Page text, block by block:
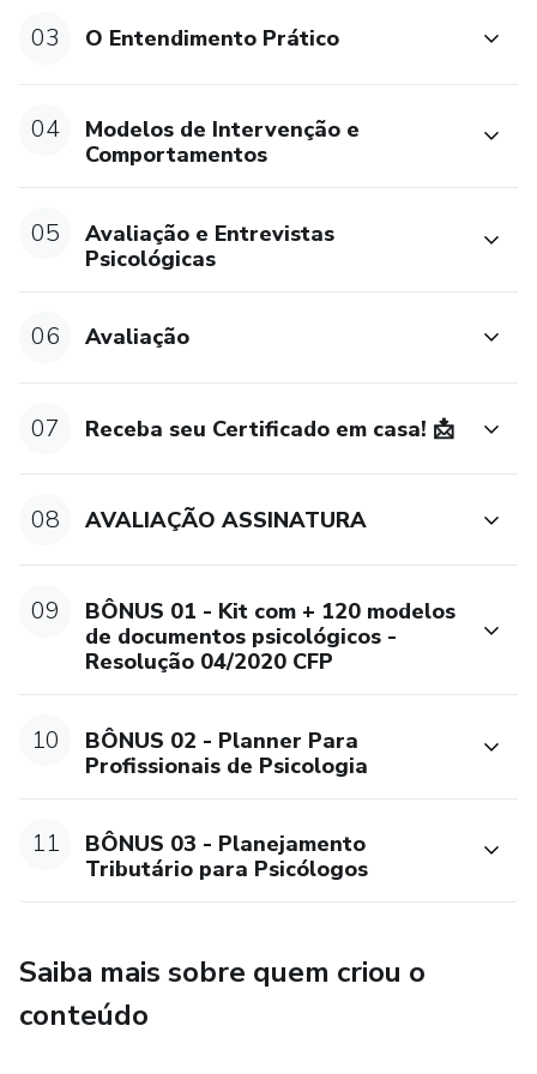
03 O Entendimento Prático
04
Modelos de Intervenção e
Comportamentos
05
Avaliação e Entrevistas
Psicológicas
06 Avaliação
07 Receba seu Certificado em casa! 📩
08 AVALIAÇÃO ASSINATURA
09
BÔNUS 01 - Kit com + 120 modelos
de documentos psicológicos -
Resolução 04/2020 CFP
10
BÔNUS 02 - Planner Para
Profissionais de Psicologia
11
BÔNUS 03 - Planejamento
Tributário para Psicólogos
Saiba mais sobre quem criou o
conteúdo